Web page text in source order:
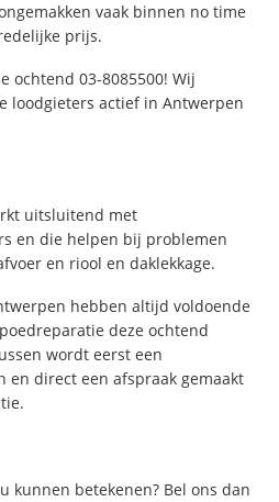
vaak binnen no time
prijs.
ochtend 03-8085500! Wij
loodgieters actief in Antwerpen
uitsluitend met
en die helpen bij problemen
en riool en daklekkage.
hebben altijd voldoende
deze ochtend
wordt eerst een
en direct een afspraak gemaakt
kunnen betekenen? Bel ons dan